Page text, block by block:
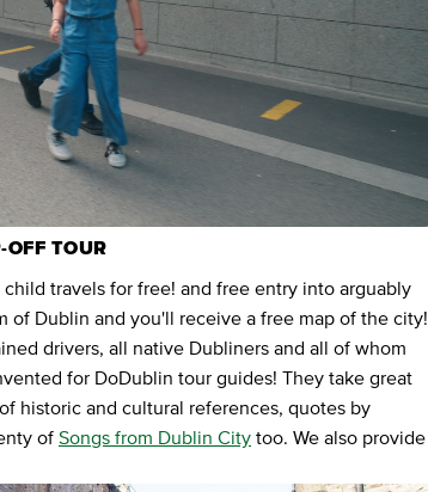
TOUR
travels for free! and free entry into arguably
of Dublin and you'll receive a free map of the city!
drivers, all native Dubliners and all of whom
for DoDublin tour guides! They take great
historic and cultural references, quotes by
of Songs from Dublin City too. We also provide